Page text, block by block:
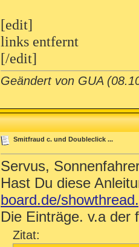
[edit]
links entfernt
[/edit]
Geändert von GUA
Smitfraud c. und Doubleclick ...
Servus,
Hast Du diese
board.de/
Die Einträge. v.a der
Zitat: